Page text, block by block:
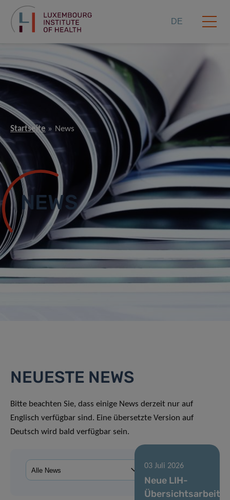
DE
Startseite News
NEWS
NEUESTE NEWS
Bitte beachten Sie, dass einige News derzeit nur auf
Englisch verfügbar sind. Eine übersetzte Version auf
Deutsch wird bald verfügbar sein.
03 Juli 2026
Neue LIH-
Übersichtsarbeit